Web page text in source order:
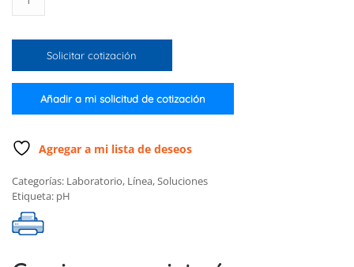
pH
°C,
de
L
cantidad
Solicitar cotización
Añadir a mi solicitud de cotización
Agregar a mi lista de deseos
Categorías: Laboratorio, Línea,Soluciones
Etiqueta: pH